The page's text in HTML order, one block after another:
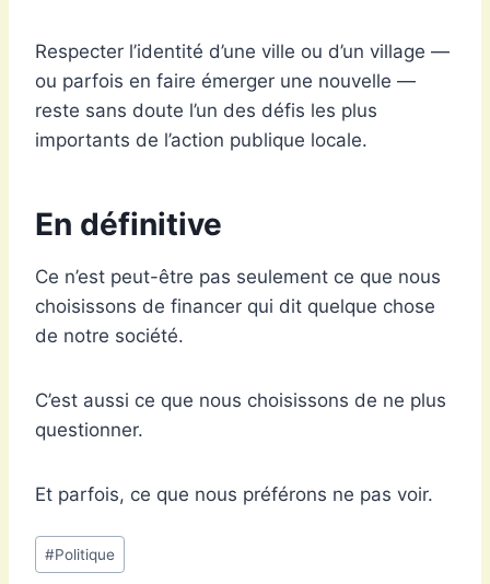
Respecter l’identité d’une ville ou d’un village —
ou parfois en faire émerger une nouvelle —
reste sans doute l’un des défis les plus
importants de l’action publique locale.
En définitive
Ce n’est peut-être pas seulement ce que nous
choisissons de financer qui dit quelque chose
de notre société.
C’est aussi ce que nous choisissons de ne plus
questionner.
Et parfois, ce que nous préférons ne pas voir.
Étiquettes
de
#Politique